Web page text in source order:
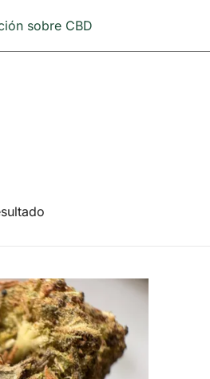
sobre CBD